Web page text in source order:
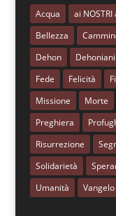
Acqua ai NOSTRI
Bellezza
Dehon
Dehoniani
Fede
Felicità
Missione
Morte
Preghiera
Risurrezione
Solidarietà
Umanità
Vangelo